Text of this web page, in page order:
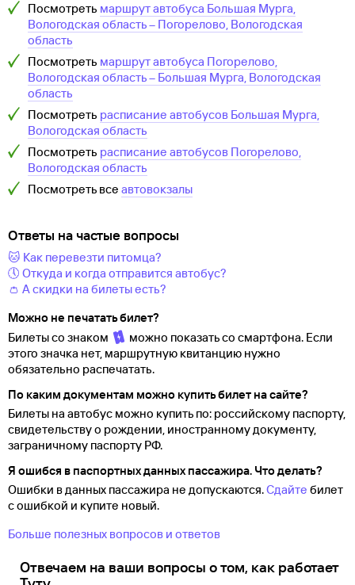
Посмотреть маршрут автобуса Большая Мурга,
Вологодская область– Погорелово, Вологодская
область
Посмотреть маршрут автобуса Погорелово,
Вологодская область– Большая Мурга, Вологодская
область
Посмотреть расписание автобусов Большая Мурга,
Вологодская область
Посмотреть расписание автобусов Погорелово,
Вологодская область
Посмотреть все автовокзалы
Ответы на частые вопросы
🐱 Как перевезти питомца?
🕔 Откуда и когда отправится автобус?
👛 А скидки на билеты есть?
Можно не печатать билет?
Билеты со знаком
можно показать со смартфона. Если
этого значка нет, маршрутную квитанцию нужно
обязательно распечатать.
По каким документам можно купить билет на сайте?
Билеты на автобус можно купить по: российскому паспорту,
свидетельству о рождении, иностранному документу,
заграничному паспорту РФ.
Я ошибся в паспортных данных пассажира. Что делать?
Ошибки в данных пассажира не допускаются.Сдайте билет
с ошибкой и купите новый.
Больше полезных вопросов и ответов
Отвечаем на ваши вопросы о том, как работает